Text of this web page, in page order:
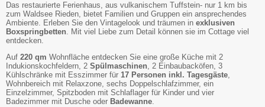
Das restaurierte Ferienhaus, aus vulkanischem Tuffstein- nur 1 km bis
zum Waldsee Rieden, bietet Familien und Gruppen ein ansprechendes
Ambiente. Erleben Sie den Vintagelook und träumen in exklusiven
Boxspringbetten. Mit viel Liebe zum Detail können sie im Cottage viel
entdecken.
Auf 220 qm Wohnfläche entdecken Sie eine große Küche mit 2
Indukionskochfeldern, 2 Spülmaschinen, 2 Einbaubacköfen, 3
Kühlschränke mit Esszimmer für 17 Personen inkl. Tagesgäste,
Wohnbereich mit Relaxzone, sechs Doppelschlafzimmer, ein
Einzelzimmer, Spitzboden mit Schlaflager für Kinder und vier
Badezimmer mit Dusche oder Badewanne.